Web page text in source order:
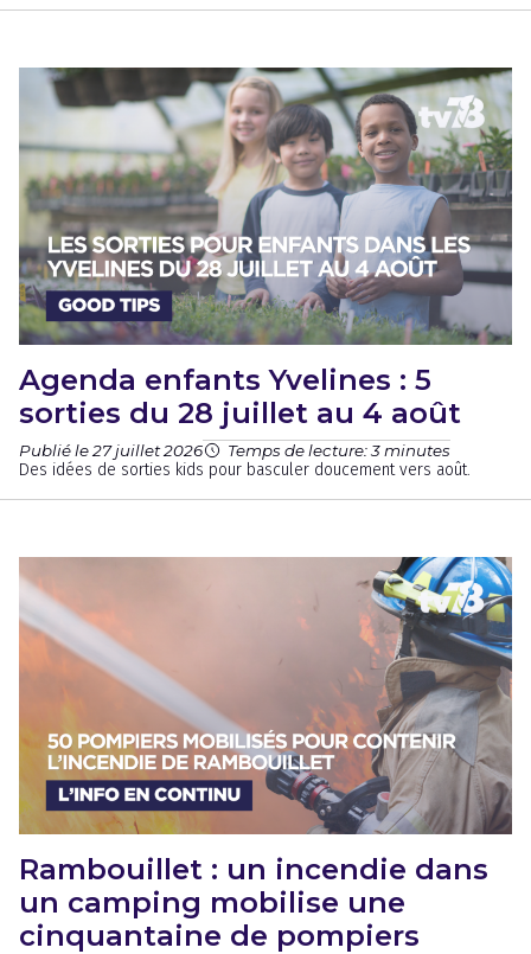
Agenda enfants Yvelines : 5
sorties du 28 juillet au 4 août
Publié le 27 juillet 2026 Temps de lecture: 3 minutes
Des idées de sorties kids pour basculer doucement vers août.
Rambouillet : un incendie dans
un camping mobilise une
cinquantaine de pompiers